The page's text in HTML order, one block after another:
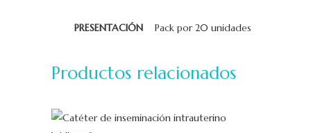
PRESENTACIÓN Pack por 20 unidades
Productos relacionados